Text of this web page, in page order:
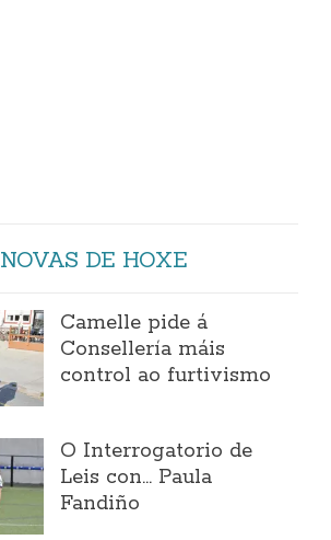
NOVAS DE HOXE
Camelle pide á
Consellería máis
control ao furtivismo
O Interrogatorio de
Leis con... Paula
Fandiño